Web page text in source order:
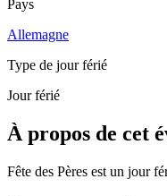
Pays
Allemagne
Type de jour férié
Jour férié
À propos de cet
Fête des Pères est un jour